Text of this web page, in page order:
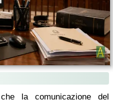
la comunicazione del